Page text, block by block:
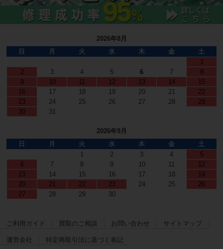
2026年8月
日
月 火 水 木 金
土
1
2
3 4 5 6 7
8
9
10 11 12 13 14
15
16
17 18 19 20 21
22
23
24 25 26 27 28
29
30
31
2026年9月
日
月 火 水 木 金
土
1
2 3 4
5
6
7 8 9 10 11
12
13
14 15 16 17 18
19
20
21 22 23 24 25
26
27
28 29 30
ご利用ガイド 買取のご相談 お問い合わせ サイトマップ
運営会社 特定商取引法に基づく表記